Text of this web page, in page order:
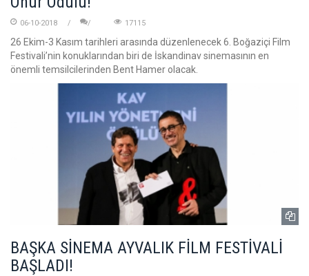
06-10-2018 17115
26 Ekim-3 Kasım tarihleri arasında düzenlenecek 6. Boğaziçi Film
Festivali’nin konuklarından biri de İskandinav sinemasının en
önemli temsilcilerinden Bent Hamer olacak.
BAŞKA SİNEMA AYVALIK FİLM FESTİVALİ
BAŞLADI!